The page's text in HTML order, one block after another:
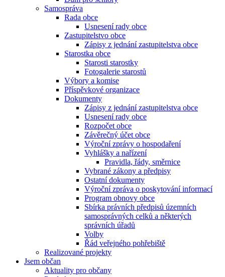
Samospráva
Rada obce
Usnesení rady obce
Zastupitelstvo obce
Zápisy z jednání zastupitelstva obce
Starostka obce
Starosti starostky
Fotogalerie starostů
Výbory a komise
Příspěvkové organizace
Dokumenty
Zápisy z jednání zastupitelstva obce
Usnesení rady obce
Rozpočet obce
Závěrečný účet obce
Výroční zprávy o hospodaření
Vyhlášky a nařízení
Pravidla, řády, směrnice
Vybrané zákony a předpisy
Ostatní dokumenty
Výroční zpráva o poskytování informací
Program obnovy obce
Sbírka právních předpisů územních
samosprávných celků a některých
správních úřadů
Volby
Řád veřejného pohřebiště
Realizované projekty
Jsem občan
Aktuality pro občany